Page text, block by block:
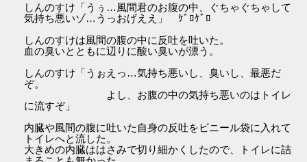
しんのすけ「うぅ…風間君のお腹の中、ぐちゃぐちゃして
気持ち悪いゾ…うっおげええ」 ｹﾞﾛｹﾞﾛ
しんのすけは風間の腹の中に反吐を吐いた。
血の臭いとともに辺りに酸い臭いが漂う。
しんのすけ「うぉえっ…気持ち悪いし、臭いし、最悪だ
ぞ。
よし、お腹の中の気持ち悪いのはトイレ
に流すぞ」
内臓や風間の腹に吐いた自身の反吐をビニール袋に入れて
トイレへと流した。
大きめの内臓ははさみで切り細かくしたので、トイレに詰